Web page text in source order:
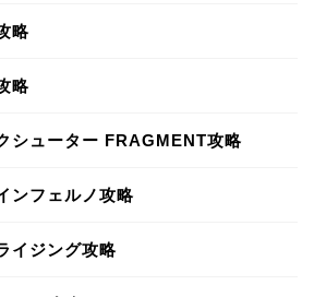
略
略
シューター FRAGMENT攻略
ンフェルノ攻略
イジング攻略